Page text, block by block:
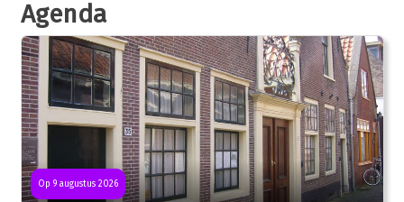
Agenda
Op 9 augustus 2026